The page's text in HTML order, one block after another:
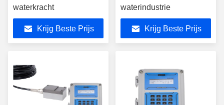
waterkracht
Krijg Beste Prijs
waterindustrie
Krijg Beste Prijs